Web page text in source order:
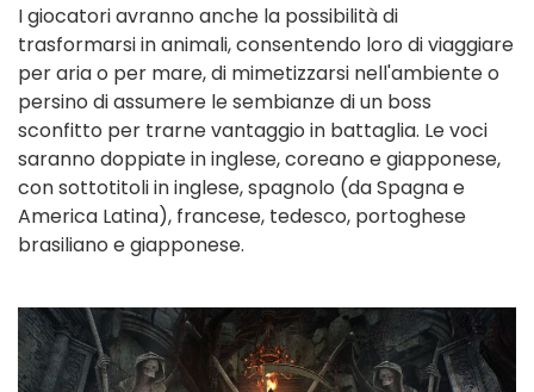
I giocatori avranno anche la possibilità di
trasformarsi in animali, consentendo loro di viaggiare
per aria o per mare, di mimetizzarsi nell'ambiente o
persino di assumere le sembianze di un boss
sconfitto per trarne vantaggio in battaglia. Le voci
saranno doppiate in inglese, coreano e giapponese,
con sottotitoli in inglese, spagnolo (da Spagna e
America Latina), francese, tedesco, portoghese
brasiliano e giapponese.